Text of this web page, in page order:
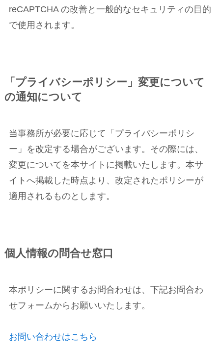
reCAPTCHA の改善と一般的なセキュリティの目的
で使用されます。
「プライバシーポリシー」変更について
の通知について
当事務所が必要に応じて「プライバシーポリシ
ー」を改定する場合がございます。その際には、
変更についてを本サイトに掲載いたします。本サ
イトへ掲載した時点より、改定されたポリシーが
適用されるものとします。
個人情報の問合せ窓口
本ポリシーに関するお問合わせは、下記お問合わ
せフォームからお願いいたします。
お問い合わせはこちら